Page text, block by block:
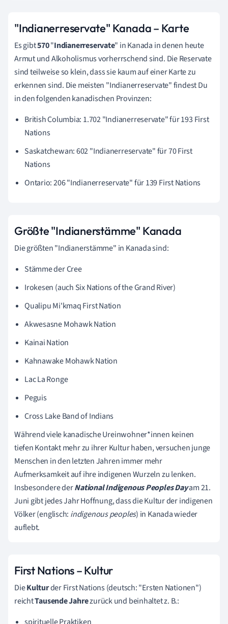
"Indianerreservate" Kanada – Karte
Es gibt570"Indianerreservate" in Kanada in denen heute
Armut und Alkoholismus vorherrschend sind. Die Reservate
sind teilweise so klein, dass sie kaum auf einer Karte zu
erkennen sind. Die meisten "Indianerreservate" findest Du
in den folgenden kanadischen Provinzen:
British Columbia: 1.702 "Indianerreservate" für 193 First
Nations
Saskatchewan: 602 "Indianerreservate" für 70 First
Nations
Ontario: 206 "Indianerreservate" für 139 First Nations
Größte "Indianerstämme" Kanada
Die größten "Indianerstämme" in Kanada sind:
Stämme der Cree
Irokesen (auch Six Nations of the Grand River)
Qualipu Mi'kmaq First Nation
Akwesasne Mohawk Nation
Kainai Nation
Kahnawake Mohawk Nation
Lac La Ronge
Peguis
Cross Lake Band of Indians
Während viele kanadische Ureinwohner*innen keinen
tiefen Kontakt mehr zu ihrer Kultur haben, versuchen junge
Menschen in den letzten Jahren immer mehr
Aufmerksamkeit auf ihre indigenen Wurzeln zu lenken.
Insbesondere derNational Indigenous Peoples Dayam 21.
Juni gibt jedes Jahr Hoffnung, dass die Kultur der indigenen
Völker (englisch: indigenous peoples) in Kanada wieder
auflebt.
First Nations – Kultur
DieKulturder First Nations (deutsch: "Ersten Nationen")
reichtTausende Jahrezurück und beinhaltet z. B.:
spirituelle Praktiken